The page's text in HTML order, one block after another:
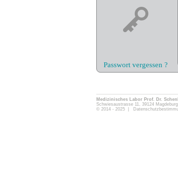
Passwort vergessen ?
Medizinisches Labor Prof. Dr.
Schwiesaustrasse 11, 39124
© 2014 - 2025 |